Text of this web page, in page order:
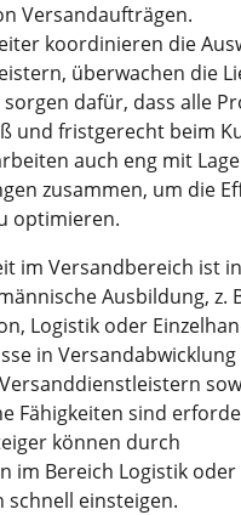
Versandaufträgen.
koordinieren die
überwachen die
dafür, dass alle
und fristgerecht beim
auch eng mit
zusammen, um die
optimieren.
im Versandbereich ist
Ausbildung, z.
Logistik oder
in
Fähigkeiten sind
können durch
im Bereich Logistik oder
schnell einsteigen.